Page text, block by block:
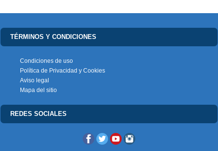
TÉRMINOS Y CONDICIONES
Condiciones de uso
Política de Privacidad y Cookies
Aviso legal
Mapa del sitio
REDES SOCIALES